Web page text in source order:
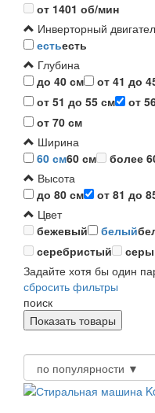
от 1401 об/мин
Инверторный
естьесть
Глубина
до 40 см
от 41 до
от 51 до 55 см
от
от 70 см
Ширина
60 см60 см более
Высота
до 80 см
от 81 до
Цвет
бежевый
белый
серебристый
Задайте хотя бы один
сбросить фильтры
поиск